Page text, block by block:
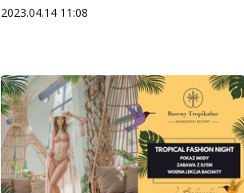
2023.04.14 11:08